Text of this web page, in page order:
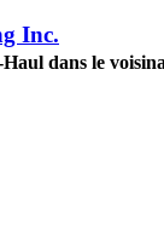
Inc.
dans le